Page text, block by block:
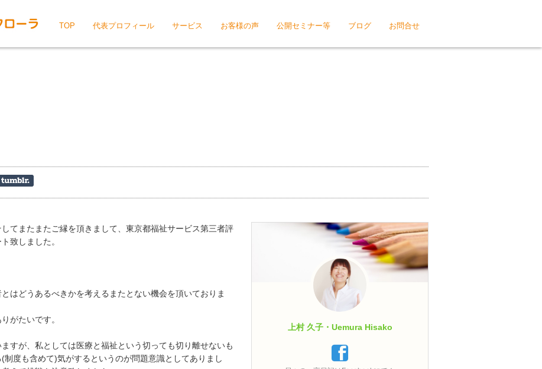
TOP 代表プロフィール サービス お客様の声 公開セミナー等 ブログ お問合せ
てまたまたご縁を頂きまして、東京都福祉サービス第三者評
致しました。
はどうあるべきかを考えるまたとない機会を頂いておりま
がたいです。
すが、私としては医療と福祉という切っても切り離せないも
度も含めて)気がするというのが問題意識としてありまし
上村 久子・Uemura Hisako